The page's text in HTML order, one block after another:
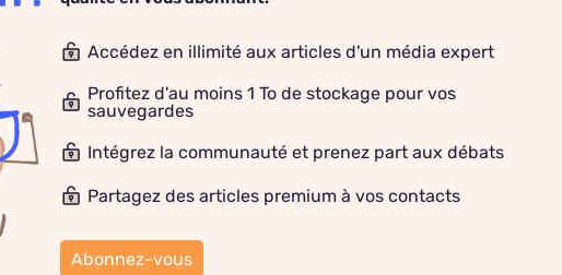
Accédez en illimité aux articles d'un média expert
Profitez d'au moins 1 To de stockage pour vos
sauvegardes
Intégrez la communauté et prenez part aux débats
Partagez des articles premium à vos contacts
Abonnez-vous